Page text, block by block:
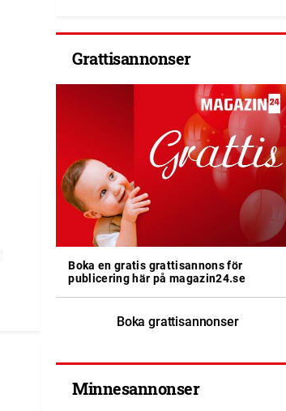
Grattisannonser
Boka en gratis grattisannons för
publicering här på magazin24.se
Boka grattisannonser
Minnesannonser